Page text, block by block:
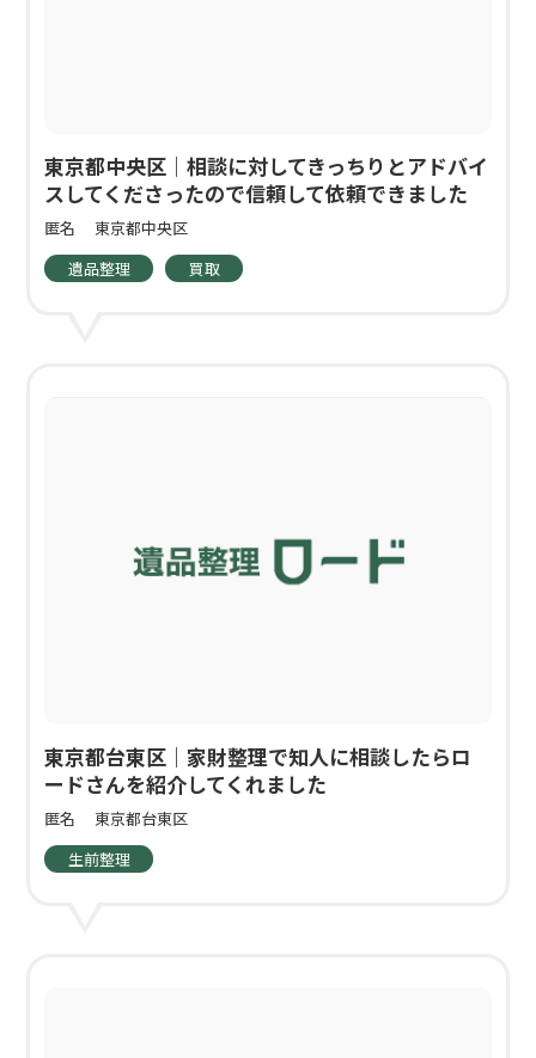
東京都中央区｜相談に対してきっちりとアドバイ
スしてくださったので信頼して依頼できました
匿名
東京都中央区
遺品整理
買取
東京都台東区｜家財整理で知人に相談したらロ
ードさんを紹介してくれました
匿名
東京都台東区
生前整理